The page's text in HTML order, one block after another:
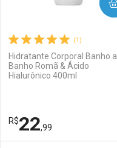
(1)
Hidratante Corporal Banho a
Banho Romã & Ácido
Hialurônico 400ml
R$22,99
COMPRAR